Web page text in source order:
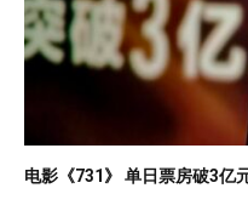
电影《731》 单日票房破3亿